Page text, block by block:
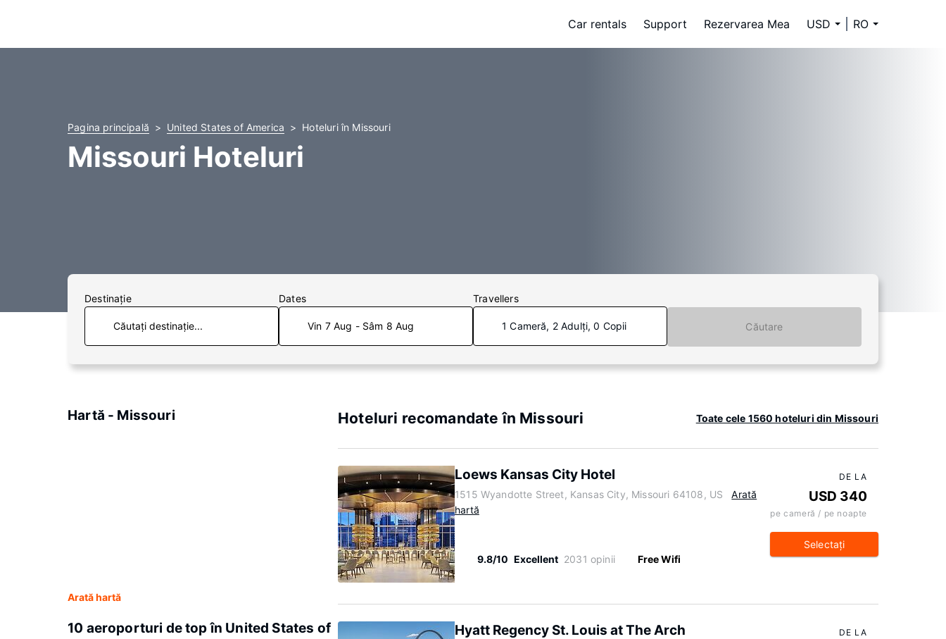
Car rentals Support Rezervarea Mea USD RO
Pagina principală United States of America Hoteluri în Missouri
Missouri Hoteluri
Destinaţie Dates
Vin 7 Aug - Sâm 8 Aug
Travellers
1 Cameră, 2 Adulți, 0 Copii Căutare
Hartă - Missouri
Arată hartă
10 aeroporturi de top în United States of
Hoteluri recomandate în Missouri Toate cele 1560 hoteluri din Missouri
Loews Kansas City Hotel
1515 Wyandotte Street, Kansas City, Missouri 64108, US
Arată
hartă
9.8/10 Excellent 2031 opinii Free Wifi
DE LA
USD 340
pe cameră / pe noapte
Selectaţi
Hyatt Regency St. Louis at The Arch DE LA